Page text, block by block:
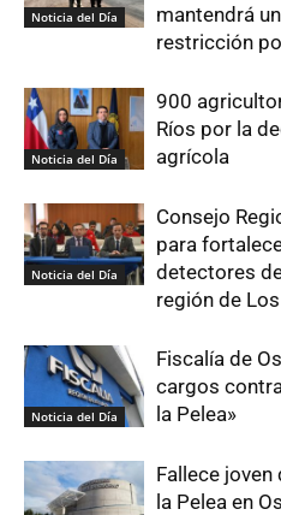
Noticia del Día
mantendrá
restricción
Noticia del Día
900
Ríos por la
agrícola
Noticia del Día
Consejo
para
detectores
región de
Noticia del Día
Fiscalía de
cargos
la Pelea»
Fallece
la Pelea en